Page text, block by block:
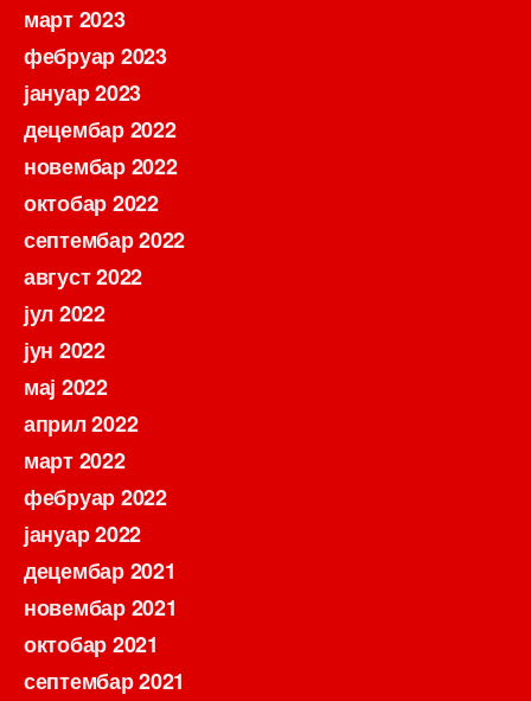
март 2023
фебруар 2023
јануар 2023
децембар 2022
новембар 2022
октобар 2022
септембар 2022
август 2022
јул 2022
јун 2022
мај 2022
април 2022
март 2022
фебруар 2022
јануар 2022
децембар 2021
новембар 2021
октобар 2021
септембар 2021